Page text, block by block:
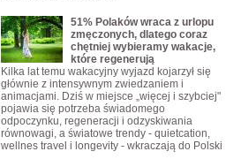
·
51% Polaków wraca z urlopu
zmęczonych, dlatego coraz
chętniej wybieramy wakacje,
które regenerują
Kilka lat temu wakacyjny wyjazd kojarzył się
głównie z intensywnym zwiedzaniem i
animacjami. Dziś w miejsce „więcej i szybciej"
pojawia się potrzeba świadomego
odpoczynku, regeneracji i odzyskiwania
równowagi, a światowe trendy - quietcation,
wellnes travel i longevity - wkraczają do Polski